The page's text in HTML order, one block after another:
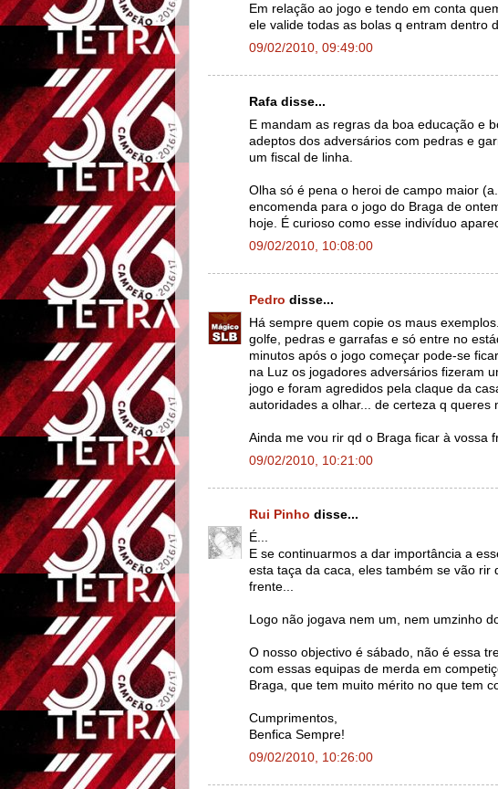
Em relação ao jogo e tendo em conta
ele valide todas as bolas q entram dentro
09/02/2010, 09:49:00
Rafa disse...
E mandam as regras da boa educação e
adeptos dos adversários com pedras e
um fiscal de linha.
Olha só é pena o heroi de campo maior
encomenda para o jogo do Braga de
hoje. É curioso como esse indivíduo
09/02/2010, 10:08:00
Pedro disse...
Há sempre quem copie os maus
golfe, pedras e garrafas e só entre no
minutos após o jogo começar pode-se
na Luz os jogadores adversários fizeram
jogo e foram agredidos pela claque da
autoridades a olhar... de certeza q queres
Ainda me vou rir qd o Braga ficar à vossa
09/02/2010, 10:21:00
Rui Pinho disse...
É...
E se continuarmos a dar importância a
esta taça da caca, eles também se vão rir
frente...
Logo não jogava nem um, nem umzinho
O nosso objectivo é sábado, não é essa
com essas equipas de merda em
Braga, que tem muito mérito no que tem
Cumprimentos,
Benfica Sempre!
09/02/2010, 10:26:00